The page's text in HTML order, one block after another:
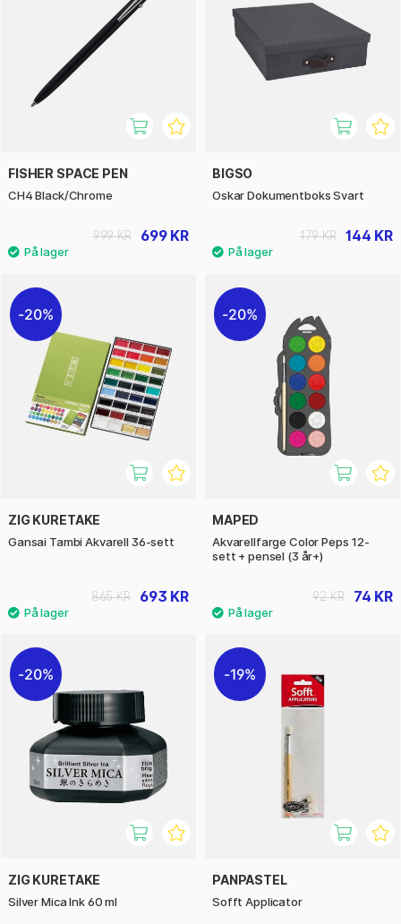
FISHER SPACE PEN
CH4 Black/Chrome
699 KR
999 KR
BIGSO
Oskar Dokumentboks Svart
144 KR
179 KR
20%
ZIG KURETAKE
Gansai Tambi Akvarell 36-sett
693 KR
865 KR
20%
MAPED
Akvarellfarge Color Peps 12-
sett + pensel (3 år+)
74 KR
92 KR
20%
ZIG KURETAKE
Silver Mica Ink 60 ml
19%
PANPASTEL
Sofft Applicator